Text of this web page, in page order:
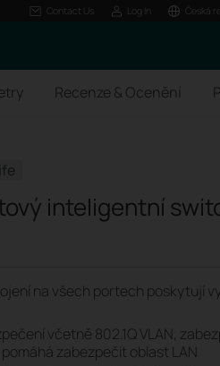
Contact Us Log In Česká
Recenze & Ocenění
inteligentní
na všech portech poskytují
včetně 802.1Q VLAN,
zabezpečit oblast LAN